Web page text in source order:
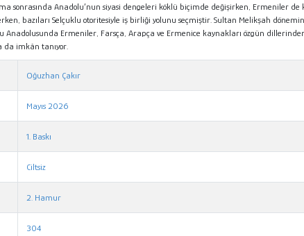
sonrasında Anadolu’nun siyasi dengeleri köklü biçimde değişirken, Ermeniler
bazıları Selçuklu otoritesiyle iş birliği yolunu seçmiştir. Sultan Melikşah
Anadolusunda Ermeniler, Farsça, Arapça ve Ermenice kaynakları özgün
da imkân tanıyor.
Oğuzhan Çakır
Mayıs 2026
1. Baskı
Ciltsiz
2. Hamur
304